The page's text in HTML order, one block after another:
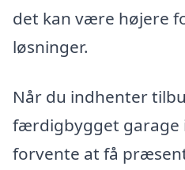
det kan være højere
løsninger.
Når du indhenter
færdigbygget garage
forvente at få